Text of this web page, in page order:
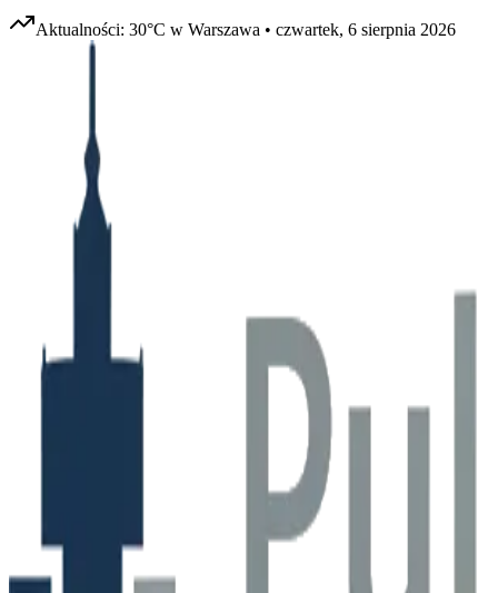
Aktualności: 30°C w Warszawa • czwartek, 6 sierpnia 2026